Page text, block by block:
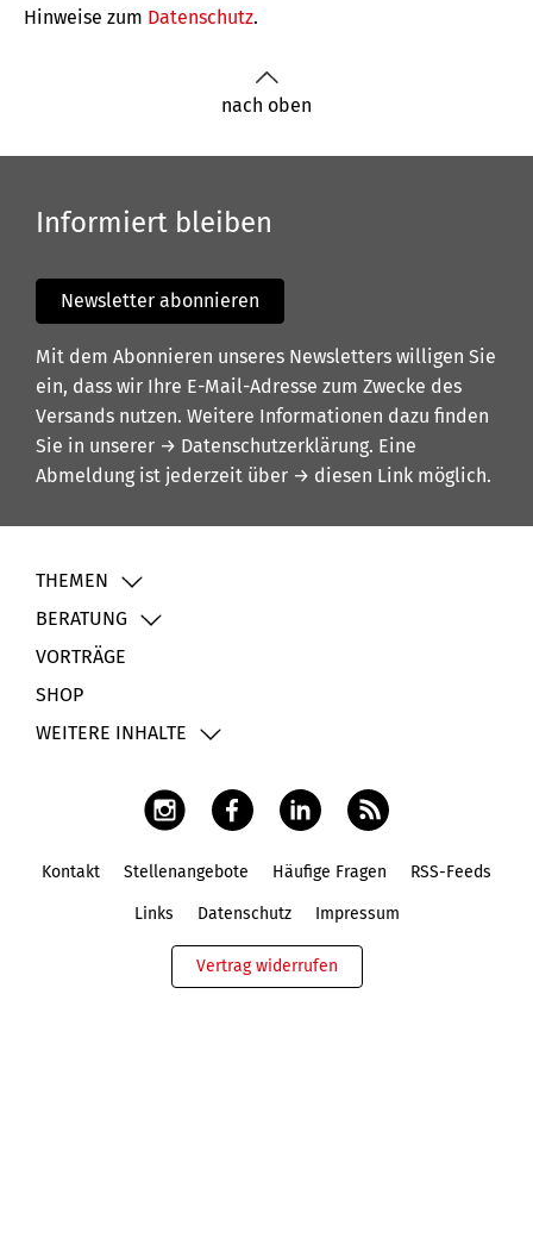
Hinweise zum Datenschutz.
nach oben
Informiert bleiben
Newsletter abonnieren
Mit dem Abonnieren unseres Newsletters willigen Sie
ein, dass wir Ihre E-Mail-Adresse zum Zwecke des
Versands nutzen. Weitere Informationen dazu finden
Sie in unserer → Datenschutzerklärung. Eine
Abmeldung ist jederzeit über → diesen Link möglich.
THEMEN
BERATUNG
VORTRÄGE
SHOP
WEITERE INHALTE
Kontakt Stellenangebote Häufige Fragen RSS-Feeds
Links Datenschutz Impressum
Vertrag widerrufen